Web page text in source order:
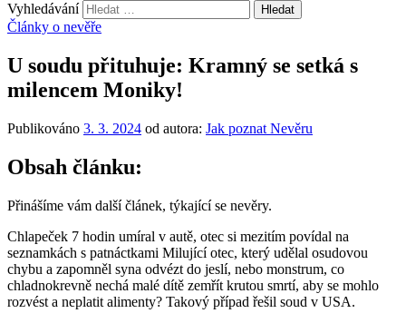
Vyhledávání
Články o nevěře
U soudu přituhuje: Kramný se setká s
milencem Moniky!
Publikováno 3. 3. 2024 od autora: Jak poznat Nevěru
Obsah článku:
Přinášíme vám další článek, týkající se nevěry.
Chlapeček 7 hodin umíral v autě, otec si mezitím povídal na
seznamkách s patnáctkami Milující otec, který udělal osudovou
chybu a zapomněl syna odvézt do jeslí, nebo monstrum, co
chladnokrevně nechá malé dítě zemřít krutou smrtí, aby se mohlo
rozvést a neplatit alimenty? Takový případ řešil soud v USA.